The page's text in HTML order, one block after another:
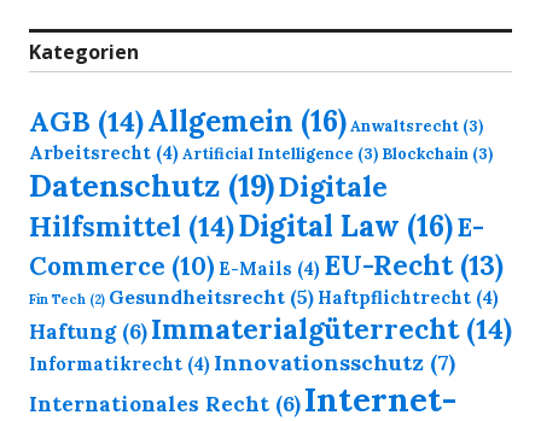
Kategorien
AGB (14)Allgemein (16)Anwaltsrecht (3)
Arbeitsrecht (4)Artificial Intelligence (3) Blockchain (3)
Datenschutz (19)Digitale
Hilfsmittel (14)Digital Law (16)E-
Commerce (10) E-Mails (4) EU-Recht(13)
Fin Tech (2) Gesundheitsrecht (5) Haftpflichtrecht (4)
Haftung(6)Immaterialgüterrecht(14)
Informatikrecht (4) Innovationsschutz (7)
Internationales Recht (6)Internet-